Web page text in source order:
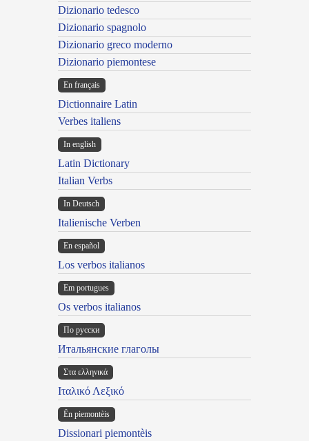
Dizionario tedesco
Dizionario spagnolo
Dizionario greco moderno
Dizionario piemontese
En français
Dictionnaire Latin
Verbes italiens
In english
Latin Dictionary
Italian Verbs
In Deutsch
Italienische Verben
En español
Los verbos italianos
Em portugues
Os verbos italianos
По русски
Итальянские глаголы
Στα ελληνικά
Ιταλικό Λεξικό
Ën piemontèis
Dissionari piemontèis